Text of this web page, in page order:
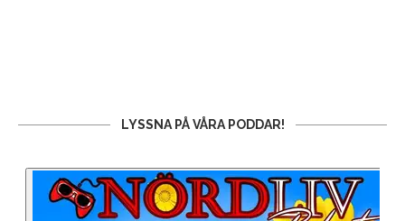
LYSSNA PÅ VÅRA PODDAR!